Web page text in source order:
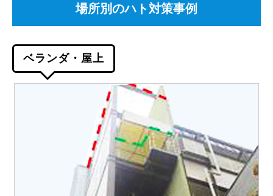
場所別のハト対策事例
ベランダ・屋上